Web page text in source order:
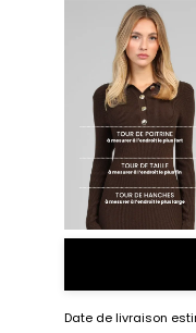
Date de livraison